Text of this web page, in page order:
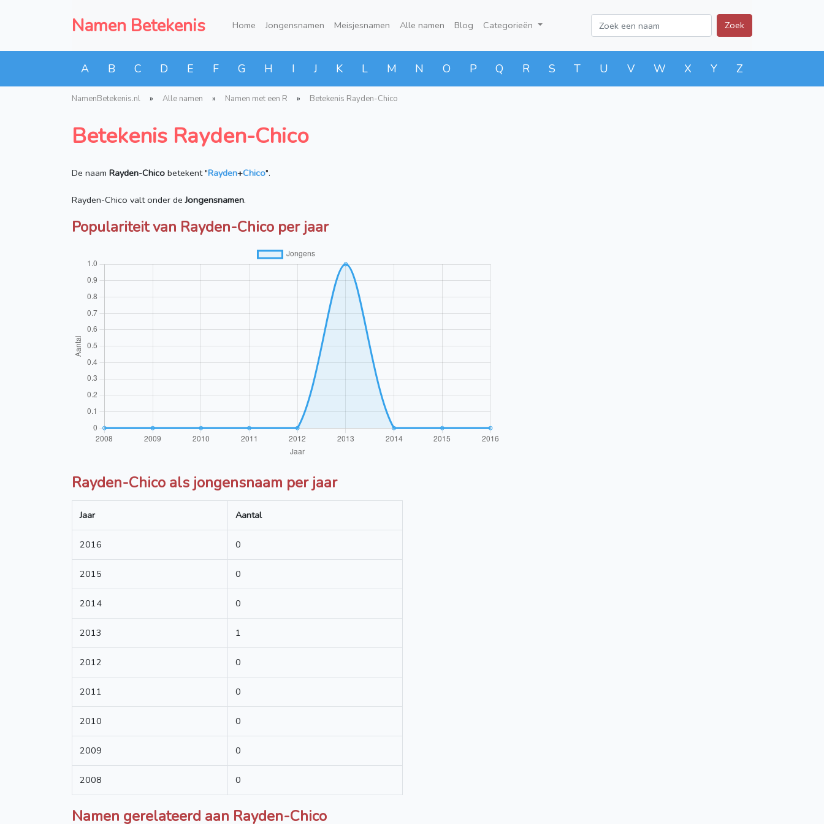
Namen Betekenis Home Jongensnamen Meisjesnamen Alle namen Blog Categorieën Zoek
A B C D E F G H I J K L M N O P Q R S T U V W X Y Z
NamenBetekenis.nl » Alle namen » Namen met een R » Betekenis Rayden-Chico
Betekenis Rayden-Chico
De naam Rayden-Chico betekent "Rayden+Chico".
Rayden-Chico valt onder deJongensnamen.
Populariteit van Rayden-Chico per jaar
Rayden-Chico als jongensnaam per jaar
Jaar Aantal
2016 0
2015 0
2014 0
2013 1
2012 0
2011 0
2010 0
2009 0
2008 0
Namen gerelateerd aan Rayden-Chico